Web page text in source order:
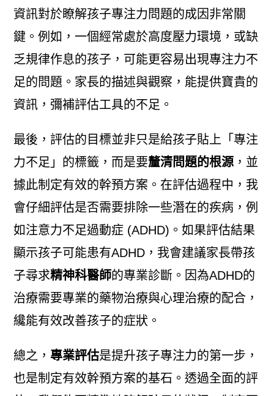
資訊對於瞭解孩子專注力問題的成因非常關
鍵。例如，一個經常處於高度壓力環境，或缺
乏規律作息的孩子，可能更容易出現專注力不
足的問題。家長的描述與觀察，能提供寶貴的
資訊，彌補評估工具的不足。
最後，評估的目標並非只是給孩子貼上「專注
力不足」的標籤，而是要釐清問題的根源，並
據此制定有效的幹預方案。在評估過程中，我
會仔細評估是否需要排除一些潛在的疾病，例
如注意力不足過動症 (ADHD)。如果評估結果
顯示孩子可能患有ADHD，我會建議家長帶孩
子尋求精神科醫師的專業診斷。因為ADHD的
治療需要專業的藥物治療與心理治療的配合，
纔能有效改善孩子的症狀。
總之， 專業評估是提升孩子專注力的第一步，
也是制定有效幹預方案的基石。透過全面的評